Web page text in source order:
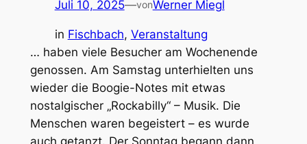
Juli 10, 2025—vonWerner Miegl
in Fischbach, Veranstaltung
… haben viele Besucher am Wochenende
genossen. Am Samstag unterhielten uns
wieder die Boogie-Notes mit etwas
nostalgischer „Rockabilly“ – Musik. Die
Menschen waren begeistert – es wurde